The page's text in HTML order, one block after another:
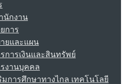
นักงาน
การ
ยและแผน
การเงินและสินทรัพย์
งานบุคคล
มการศึกษาทางไกล เทคโนโลยี